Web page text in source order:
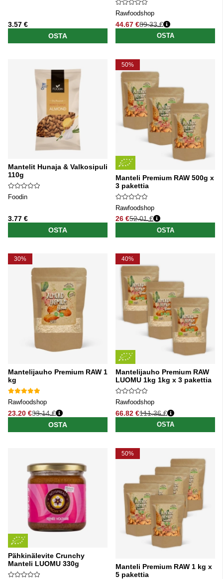
3.57 €
OSTA
Rawfoodshop
44.67 €
Normaali hinta
89.33 €
OSTA
Mantelit Hunaja & Valkosipuli
110g
Foodin
3.77 €
OSTA
50%
Manteli Premium RAW 500g x
3 pakettia
Rawfoodshop
26 €
Normaali hinta
52.01 €
OSTA
30%
Mantelijauho Premium RAW 1
kg
Rawfoodshop
23.20 €
Normaali hinta
33.14 €
OSTA
40%
Mantelijauho Premium RAW
LUOMU 1kg 1kg x 3 pakettia
Rawfoodshop
66.82 €
Normaali hinta
111.36 €
OSTA
Pähkinälevite Crunchy
Manteli LUOMU 330g
50%
Manteli Premium RAW 1 kg x
5 pakettia